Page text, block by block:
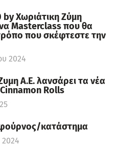
Χωριάτικη Ζύμη
Masterclass που θα
που σκέφτεστε την
2024
Α.Ε. λανσάρει τα νέα
Rolls
φούρνος/κατάστημα
2024